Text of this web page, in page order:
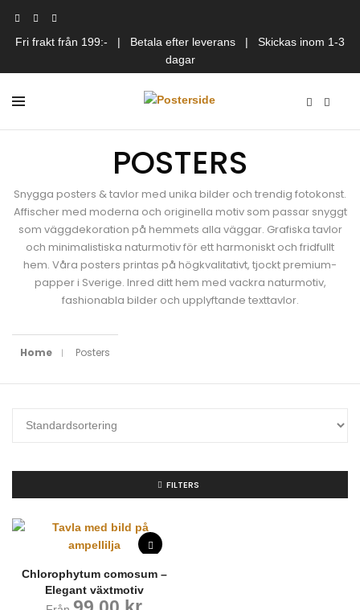
Fri frakt från 199:- | Betala efter leverans | Skickas inom 1-3
dagar
POSTERS
Snygga posters & tavlor med unika bilder och trendig fotokonst.
Affischer med moderna och originella motiv som passar snyggt
som väggdekoration på hemmets alla väggar. Grafiska tavlor
och minimalistiska naturmotiv för ett harmoniskt och fridfullt
hem. Våra posters printas på högkvalitativt, tjockt premium-
papper i Sverige. Inred ditt hem med vackra naturmotiv,
fashionabla bilder och upplyftande texttavlor.
Home Posters
FILTERS
Chlorophytum comosum –
Elegant växtmotiv